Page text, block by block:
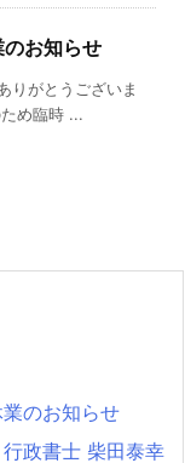
お知らせ
りがとうございま
め臨時 ...
のお知らせ
政書士 柴田泰幸